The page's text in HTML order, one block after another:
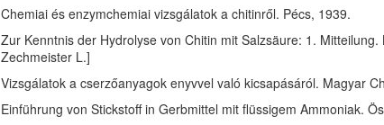
Chemiai és enzymchemiai vizsgálatok a chitinről. Pécs, 1939.
Zur Kenntnis der Hydrolyse von Chitin mit Salzsäure: 1.
Zechmeister L.]
Vizsgálatok a cserzőanyagok enyvvel való kicsapásáról. Magyar
Einführung von Stickstoff in Gerbmittel mit flüssigem Ammoniak.